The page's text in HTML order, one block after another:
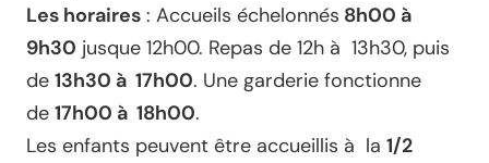
Les horaires : Accueils échelonnés 8h00 à
9h30 jusque 12h00. Repas de 12h à 13h30, puis
de 13h30 à 17h00. Une garderie fonctionne
de 17h00 à 18h00.
Les enfants peuvent être accueillis à la 1/2